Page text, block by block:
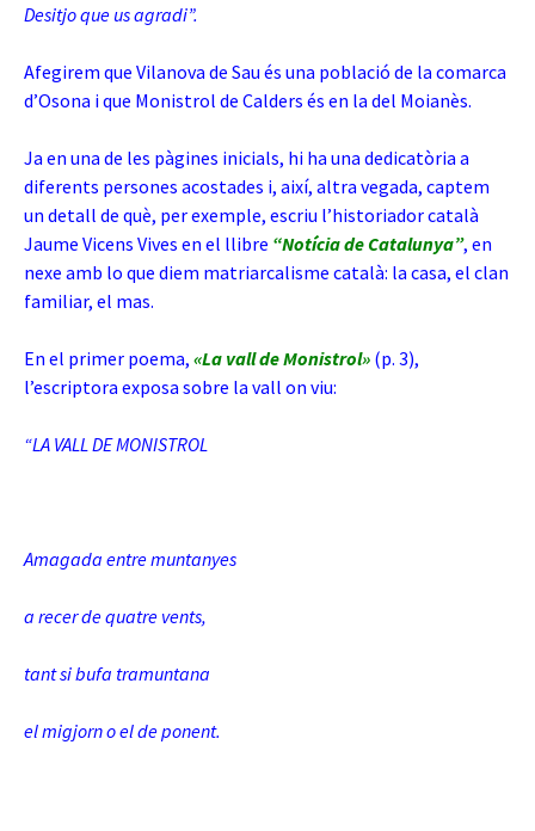
Desitjo que us agradi”.
Afegirem que Vilanova de Sau és una població de la comarca
d’Osona i que Monistrol de Calders és en la del Moianès.
Ja en una de les pàgines inicials, hi ha una dedicatòria a
diferents persones acostades i, així, altra vegada, captem
un detall de què, per exemple, escriu l’historiador català
Jaume Vicens Vives en el llibre “Notícia de Catalunya”, en
nexe amb lo que diem matriarcalisme català: la casa, el clan
familiar, el mas.
En el primer poema, «La vall de Monistrol» (p. 3),
l’escriptora exposa sobre la vall on viu:
“LA VALL DE MONISTROL
Amagada entre muntanyes
a recer de quatre vents,
tant si bufa tramuntana
el migjorn o el de ponent.